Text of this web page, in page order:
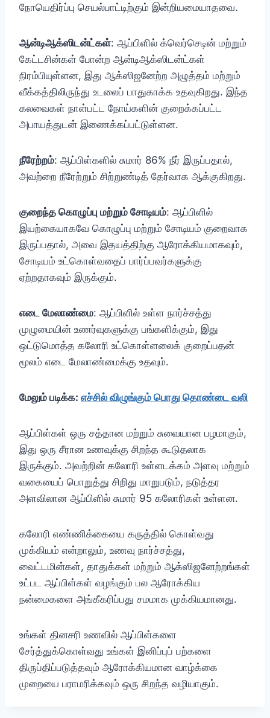
நோயெதிர்ப்பு செயல்பாட்டிற்கும் இன்றியமையாதவை.
ஆன்டிஆக்ஸிடன்ட்கள்: ஆப்பிளில் க்வெர்செடின் மற்றும்
கேட்டசின்கள் போன்ற ஆன்டிஆக்ஸிடன்ட்கள்
நிரம்பியுள்ளன, இது ஆக்ஸிஜனேற்ற அழுத்தம் மற்றும்
வீக்கத்திலிருந்து உடலைப் பாதுகாக்க உதவுகிறது. இந்த
கலவைகள் நாள்பட்ட நோய்களின் குறைக்கப்பட்ட
அபாயத்துடன் இணைக்கப்பட்டுள்ளன.
நீரேற்றம்: ஆப்பிள்களில் சுமார் 86% நீர் இருப்பதால்,
அவற்றை நீரேற்றும் சிற்றுண்டித் தேர்வாக ஆக்குகிறது.
குறைந்த கொழுப்பு மற்றும் சோடியம்: ஆப்பிளில்
இயற்கையாகவே கொழுப்பு மற்றும் சோடியம் குறைவாக
இருப்பதால், அவை இதயத்திற்கு ஆரோக்கியமாகவும்,
சோடியம் உட்கொள்வதைப் பார்ப்பவர்களுக்கு
ஏற்றதாகவும் இருக்கும்.
எடை மேலாண்மை: ஆப்பிளில் உள்ள நார்ச்சத்து
முழுமையின் உணர்வுகளுக்கு பங்களிக்கும், இது
ஒட்டுமொத்த கலோரி உட்கொள்ளலைக் குறைப்பதன்
மூலம் எடை மேலாண்மைக்கு உதவும்.
மேலும் படிக்க: எச்சில் விழுங்கும் பொது தொண்டை வலி
ஆப்பிள்கள் ஒரு சத்தான மற்றும் சுவையான பழமாகும்,
இது ஒரு சீரான உணவுக்கு சிறந்த கூடுதலாக
இருக்கும். அவற்றின் கலோரி உள்ளடக்கம் அளவு மற்றும்
வகையைப் பொறுத்து சிறிது மாறுபடும், நடுத்தர
அளவிலான ஆப்பிளில் சுமார் 95 கலோரிகள் உள்ளன.
கலோரி எண்ணிக்கையை கருத்தில் கொள்வது
முக்கியம் என்றாலும், உணவு நார்ச்சத்து,
வைட்டமின்கள், தாதுக்கள் மற்றும் ஆக்ஸிஜனேற்றங்கள்
உட்பட ஆப்பிள்கள் வழங்கும் பல ஆரோக்கிய
நன்மைகளை அங்கீகரிப்பது சமமாக முக்கியமானது.
உங்கள் தினசரி உணவில் ஆப்பிள்களை
சேர்த்துக்கொள்வது உங்கள் இனிப்புப் பற்களை
திருப்திப்படுத்தவும் ஆரோக்கியமான வாழ்க்கை
முறையை பராமரிக்கவும் ஒரு சிறந்த வழியாகும்.